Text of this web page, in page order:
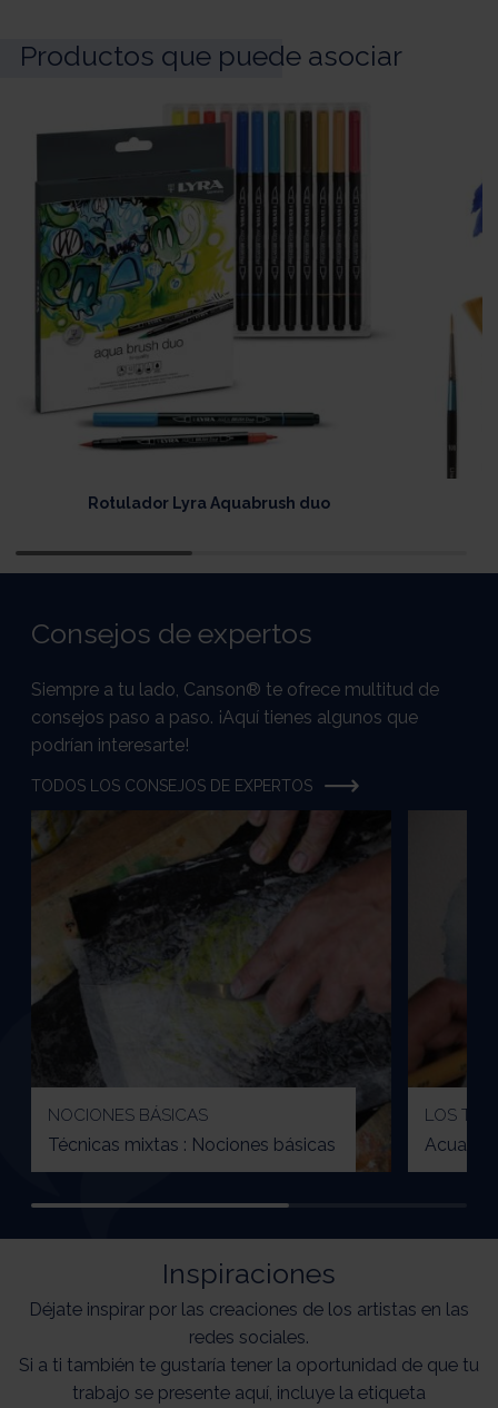
Productos que puede asociar
Rotulador Lyra Aquabrush duo
Consejos de expertos
Siempre a tu lado, Canson® te ofrece multitud de
consejos paso a paso. ¡Aquí tienes algunos que
podrían interesarte!
TODOS LOS CONSEJOS DE EXPERTOS
NOCIONES BÁSICAS
Técnicas mixtas : Nociones básicas
LOS
Inspiraciones
Déjate inspirar por las creaciones de los artistas en las
redes sociales.
Si a ti también te gustaría tener la oportunidad de que tu
trabajo se presente aquí, incluye la etiqueta